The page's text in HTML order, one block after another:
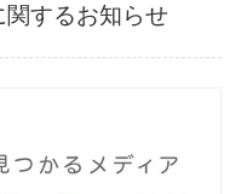
するお知らせ